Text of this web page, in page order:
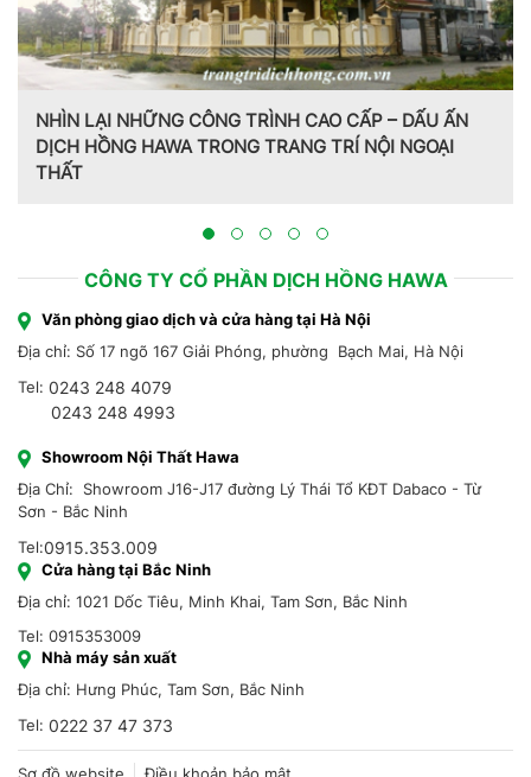
– DẤU ẤN
NGOẠI
CÔNG TY CỔ PHẦN DỊCH HỒNG HAWA
Văn phòng giao dịch và cửa hàng tại Hà Nội
Địa chỉ: Số 17 ngõ 167 Giải Phóng, phường Bạch Mai, Hà Nội
Tel: 0243 248 4079
0243 248 4993
Showroom Nội Thất Hawa
Địa Chỉ: Showroom J16-J17 đường Lý Thái Tổ KĐT Dabaco - Từ
Sơn - Bắc Ninh
Tel:0915.353.009
Cửa hàng tại Bắc Ninh
Địa chỉ: 1021 Dốc Tiêu, Minh Khai, Tam Sơn, Bắc Ninh
Tel: 0915353009
Nhà máy sản xuất
Địa chỉ: Hưng Phúc, Tam Sơn, Bắc Ninh
Tel: 0222 37 47 373